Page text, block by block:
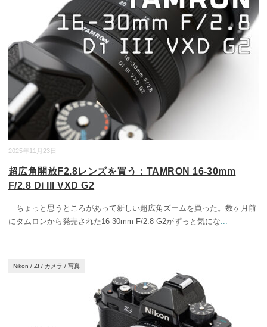
2025年11月23日
超広角開放F2.8レンズを買う：TAMRON 16-30mm
F/2.8 Di III VXD G2
ちょっと思うところがあって新しい超広角ズームを買った。数ヶ月前
にタムロンから発売された16-30mm F/2.8 G2がずっと気にな...
Nikon / Zf / カメラ / 写真